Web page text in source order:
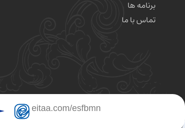
برنامه ها
تماس با ما
eitaa.com/esfbmn